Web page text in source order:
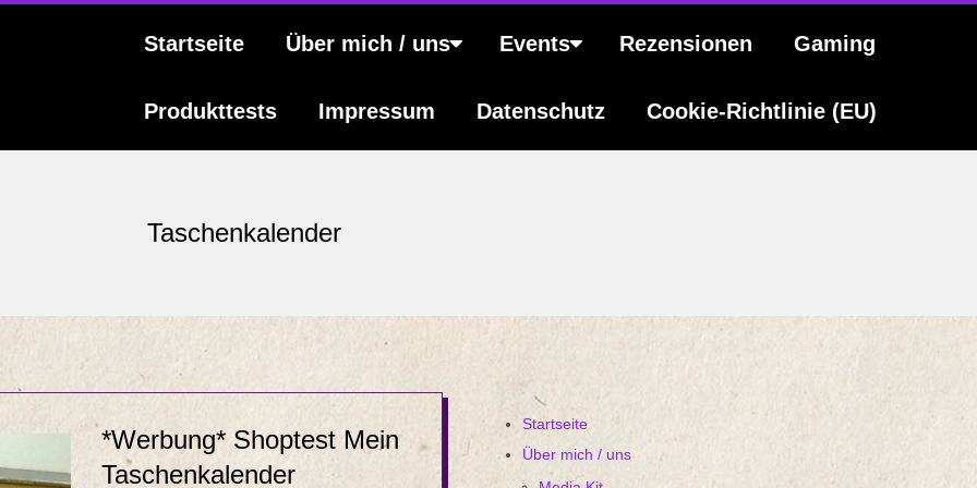
Startseite Über mich / uns Events Rezensionen Gaming
Produkttests Impressum Datenschutz Cookie-Richtlinie (EU)
Taschenkalender
*Werbung* Shoptest Mein
Taschenkalender
Startseite
Über mich / uns